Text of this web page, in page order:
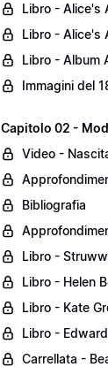
Libro - Alice's
Libro - Alice's
Libro - Album
Immagini del
Capitolo 02 -
Video -
Bibliografia
Libro -
Libro - Helen
Libro - Kate
Libro -
Carrellata -